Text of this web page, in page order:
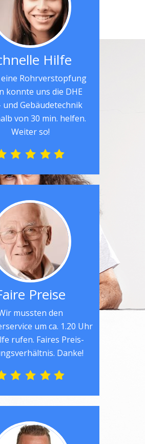
Hilfe
Rohrverstopfung
konnte uns die DHE
und Gebäudetechnik
von 30 min. helfen.
Weiter so!
Preise
mussten den
um ca. 1.20 Uhr
rufen. Faires Preis-
Danke!